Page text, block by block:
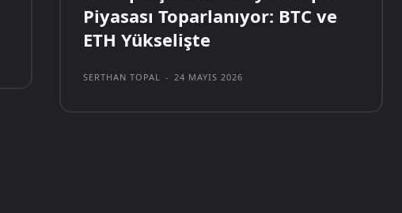
Piyasası Toparlanıyor: BTC ve
ETH Yükselişte
SERTHAN TOPAL - 24 MAYIS 2026